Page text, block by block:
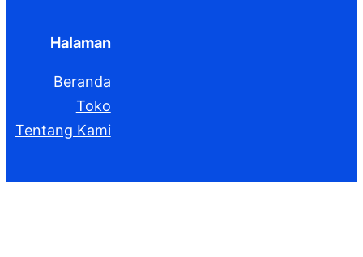
Halaman
Beranda
Toko
Tentang Kami